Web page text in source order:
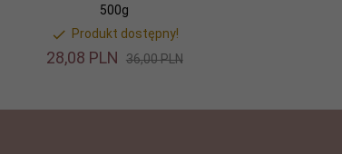
500g
Produkt dostępny!
28,08 PLN 36,00 PLN